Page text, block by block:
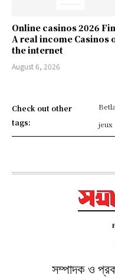
Online casinos 2026
A real income Casinos
the internet
August 6, 2026
Check out other
tags:
jeux
সম্পাদক ও